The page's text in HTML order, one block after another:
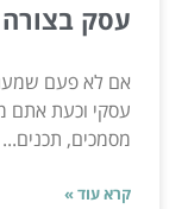
עסק בצורה
אם לא פעם
עסקי וכעת אתם
מסמכים, תכנים...
קרא עוד »